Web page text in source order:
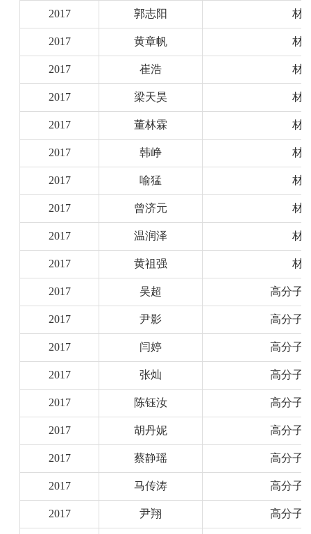
2017 郭志阳 材
2017 黄章帆 材
2017 崔浩 材
2017 梁天昊 材
2017 董林霖 材
2017 韩峥 材
2017 喻猛 材
2017 曾济元 材
2017 温润泽 材
2017 黄祖强 材
2017 吴超 高分子
2017 尹影 高分子
2017 闫婷 高分子
2017 张灿 高分子
2017 陈钰汝 高分子
2017 胡丹妮 高分子
2017 蔡静瑶 高分子
2017 马传涛 高分子
2017 尹翔 高分子